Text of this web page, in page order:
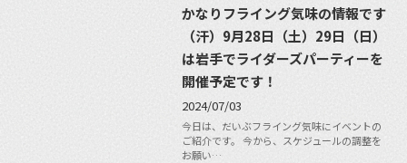
かなりフライング気味の情報です
（汗）9月28日（土）29日（日）
は岩手でライダーズパーティーを
開催予定です！
2024/07/03
今日は、だいぶフライング気味にイベントの
ご紹介です。 今から、スケジュールの調整を
お願い…